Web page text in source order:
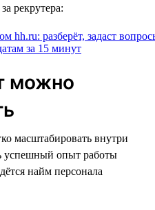
рекрутера:
можно
масштабировать внутри
успешный опыт работы
найм персонала